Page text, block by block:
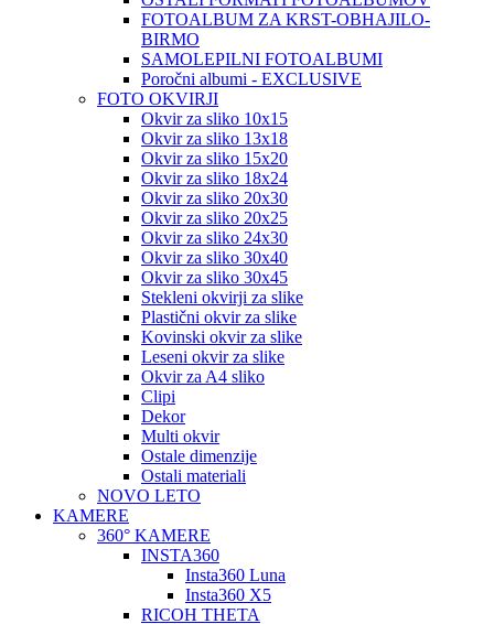
FOTOALBUM ZA KRST-OBHAJILO-
BIRMO
SAMOLEPILNI FOTOALBUMI
Poročni albumi - EXCLUSIVE
FOTO OKVIRJI
Okvir za sliko 10x15
Okvir za sliko 13x18
Okvir za sliko 15x20
Okvir za sliko 18x24
Okvir za sliko 20x30
Okvir za sliko 20x25
Okvir za sliko 24x30
Okvir za sliko 30x40
Okvir za sliko 30x45
Stekleni okvirji za slike
Plastični okvir za slike
Kovinski okvir za slike
Leseni okvir za slike
Okvir za A4 sliko
Clipi
Dekor
Multi okvir
Ostale dimenzije
Ostali materiali
NOVO LETO
KAMERE
360° KAMERE
INSTA360
Insta360 Luna
Insta360 X5
RICOH THETA